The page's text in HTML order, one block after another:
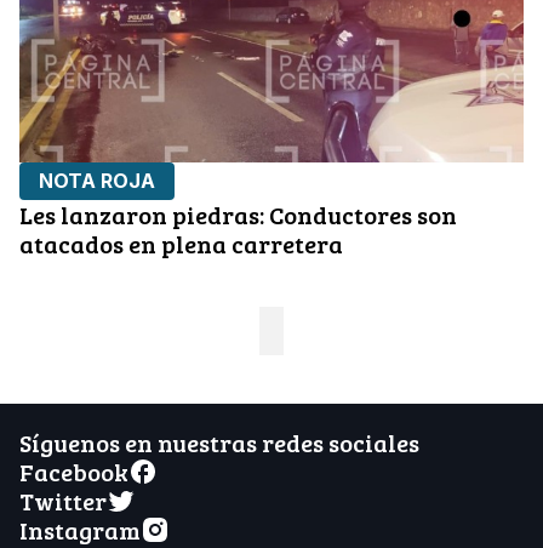
NOTA ROJA
Les lanzaron piedras: Conductores son
atacados en plena carretera
Síguenos en nuestras redes sociales
Facebook
Twitter
Instagram